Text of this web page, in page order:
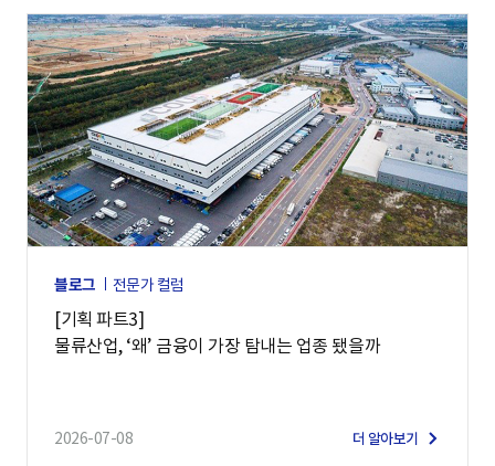
블로그 전문가 컬럼
[기획 파트3]
물류산업, ‘왜’ 금융이 가장 탐내는 업종 됐을까
2026-07-08 더 알아보기